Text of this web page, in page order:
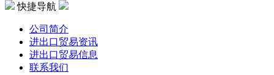
快捷导航
公司简介
进出口贸易资讯
进出口贸易信息
联系我们